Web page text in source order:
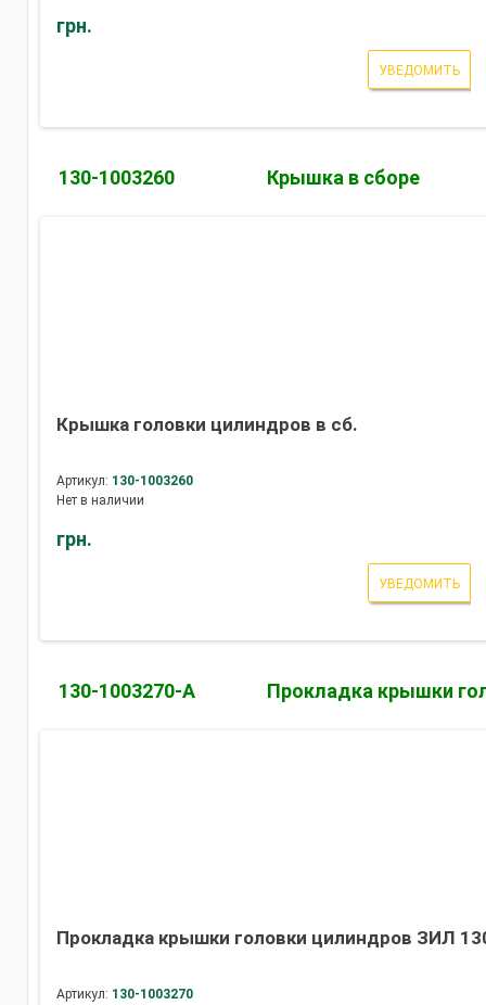
грн.
УВЕДОМИТЬ
130-1003260 Крышка в сборе
Крышка головки цилиндров в сб.
Артикул: 130-1003260
Нет в наличии
грн.
УВЕДОМИТЬ
130-1003270-А Прокладка крышки
Прокладка крышки головки цилиндров ЗИЛ
Артикул: 130-1003270